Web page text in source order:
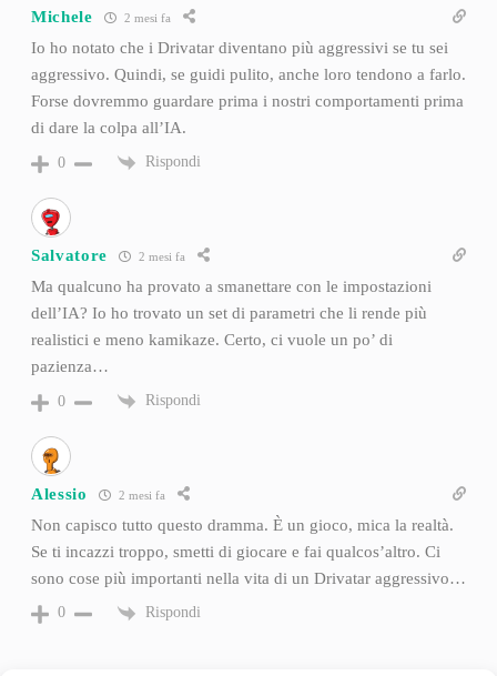
Michele 2 mesi fa
Io ho notato che i Drivatar diventano più aggressivi se tu sei
aggressivo. Quindi, se guidi pulito, anche loro tendono a farlo.
Forse dovremmo guardare prima i nostri comportamenti prima
di dare la colpa all’IA.
0 Rispondi
Salvatore 2 mesi fa
Ma qualcuno ha provato a smanettare con le impostazioni
dell’IA? Io ho trovato un set di parametri che li rende più
realistici e meno kamikaze. Certo, ci vuole un po’ di
pazienza…
0 Rispondi
Alessio 2 mesi fa
Non capisco tutto questo dramma. È un gioco, mica la realtà.
Se ti incazzi troppo, smetti di giocare e fai qualcos’altro. Ci
sono cose più importanti nella vita di un Drivatar aggressivo…
0 Rispondi